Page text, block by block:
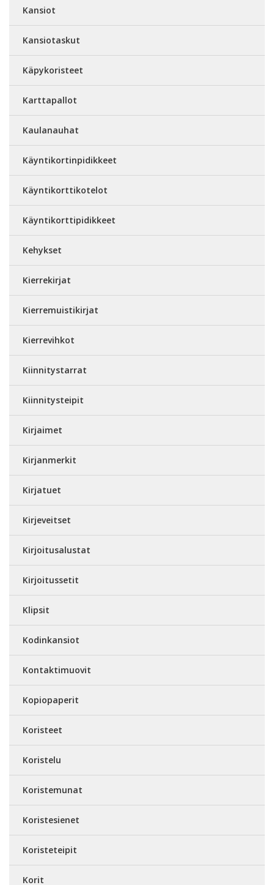
Kansiot
Kansiotaskut
Käpykoristeet
Karttapallot
Kaulanauhat
Käyntikortinpidikkeet
Käyntikorttikotelot
Käyntikorttipidikkeet
Kehykset
Kierrekirjat
Kierremuistikirjat
Kierrevihkot
Kiinnitystarrat
Kiinnitysteipit
Kirjaimet
Kirjanmerkit
Kirjatuet
Kirjeveitset
Kirjoitusalustat
Kirjoitussetit
Klipsit
Kodinkansiot
Kontaktimuovit
Kopiopaperit
Koristeet
Koristelu
Koristemunat
Koristesienet
Koristeteipit
Korit